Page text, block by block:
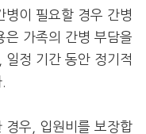
병이 필요할 경우 간병
은 가족의 간병 부담을
일정 기간 동안 정기적
경우, 입원비를 보장합